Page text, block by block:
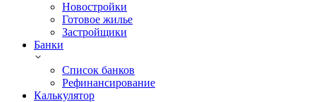
Новостройки
Готовое жилье
Застройщики
Банки
Список банков
Рефинансирование
Калькулятор